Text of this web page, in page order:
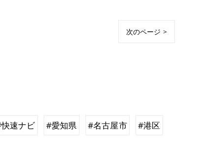
次のページ >
速ナビ #愛知県 #名古屋市 #港区